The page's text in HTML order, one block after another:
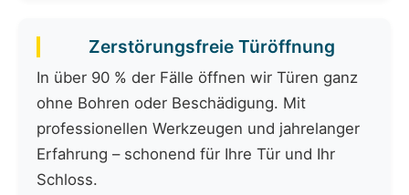
Zerstörungsfreie Türöffnung
In über 90 % der Fälle öffnen wir Türen ganz
ohne Bohren oder Beschädigung. Mit
professionellen Werkzeugen und jahrelanger
Erfahrung – schonend für Ihre Tür und Ihr
Schloss.